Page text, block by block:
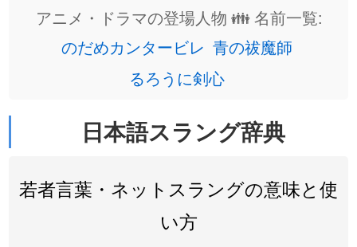
アニメ・ドラマの登場人物 👪 名前一覧:
のだめカンタービレ 青の祓魔師
るろうに剣心
日本語スラング辞典
若者言葉・ネットスラングの意味と使
い方